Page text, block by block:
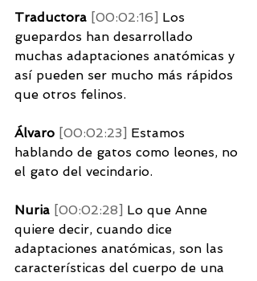
Traductora [00:02:16] Los
guepardos han desarrollado
muchas adaptaciones anatómicas y
así pueden ser mucho más rápidos
que otros felinos.
Álvaro [00:02:23] Estamos
hablando de gatos como leones, no
el gato del vecindario.
Nuria [00:02:28] Lo que Anne
quiere decir, cuando dice
adaptaciones anatómicas, son las
características del cuerpo de una